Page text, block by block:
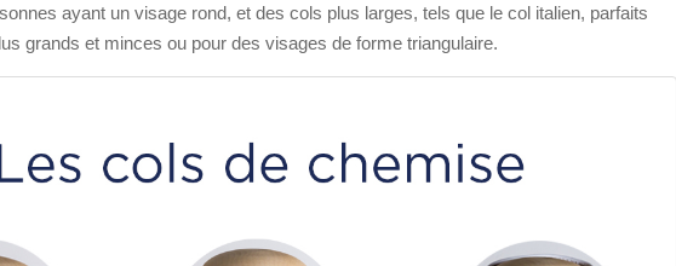
ayant un visage rond, et des cols plus larges, tels que le col italien, parfaits
grands et minces ou pour des visages de forme triangulaire.